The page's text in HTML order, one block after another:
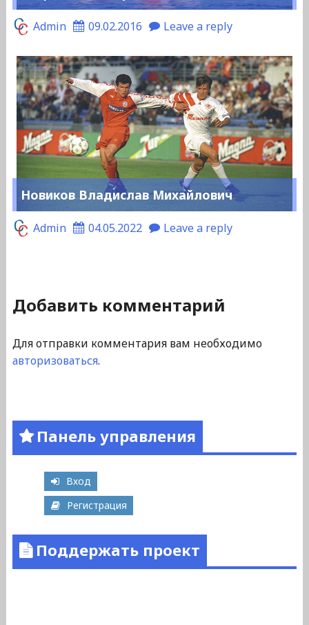
Admin 09.02.2016 Leave a reply
Новиков Владислав Михайлович
Admin 04.05.2022 Leave a reply
Добавить комментарий
Для отправки комментария вам необходимо
авторизоваться.
Панель управления
Вход
Регистрация
Поддержать проект